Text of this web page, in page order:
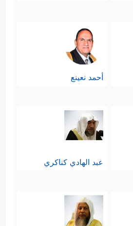
أحمد نعينع
عبد الهادي كناكري